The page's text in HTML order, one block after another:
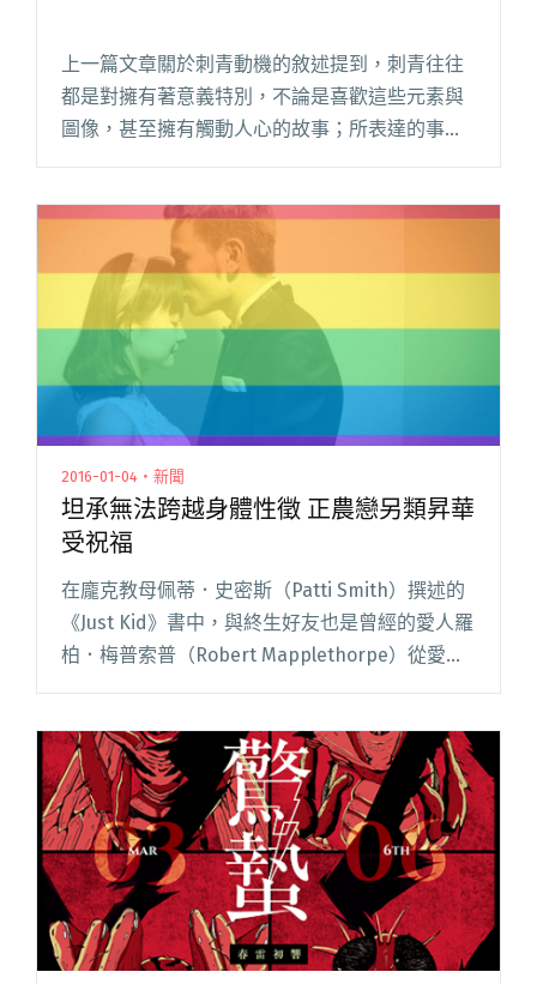
上一篇文章關於刺青動機的敘述提到，刺青往往
都是對擁有著意義特別，不論是喜歡這些元素與
圖像，甚至擁有觸動人心的故事；所表達的事物
通常與自己的人格、經歷密不可分。 Blow 吹音樂
悉的獨立音樂人的刺青的閱讀全文 "音樂人刺青
故事：男生篇"
2016-01-04・新聞
坦承無法跨越身體性徵 正農戀另類昇華
受祝福
在龐克教母佩蒂．史密斯（Patti Smith）撰述的
《Just Kid》書中，與終生好友也是曾經的愛人羅
柏．梅普索普（Robert Mapplethorpe）從愛情
"坦承無法跨越身體性徵 正農戀另類昇華受祝福"